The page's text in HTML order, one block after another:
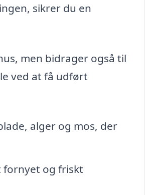
sikrer du en
men bidrager også til
ved at få udført
alger og mos, der
fornyet og friskt